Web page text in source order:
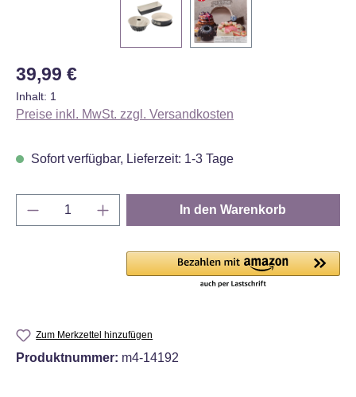
Regulärer Preis:
39,99 €
Inhalt: 1
Preise inkl. MwSt. zzgl. Versandkosten
Sofort verfügbar, Lieferzeit: 1-3 Tage
Produkt Anzahl: Gib den gewünschten
In den Warenkorb
Zum Merkzettel hinzufügen
Produktnummer: m4-14192